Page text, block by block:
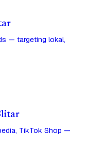
— targeting lokal,
TikTok Shop —